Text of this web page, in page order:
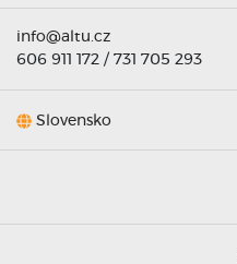
info@altu.cz
606 911 172 / 731 705 293
Slovensko